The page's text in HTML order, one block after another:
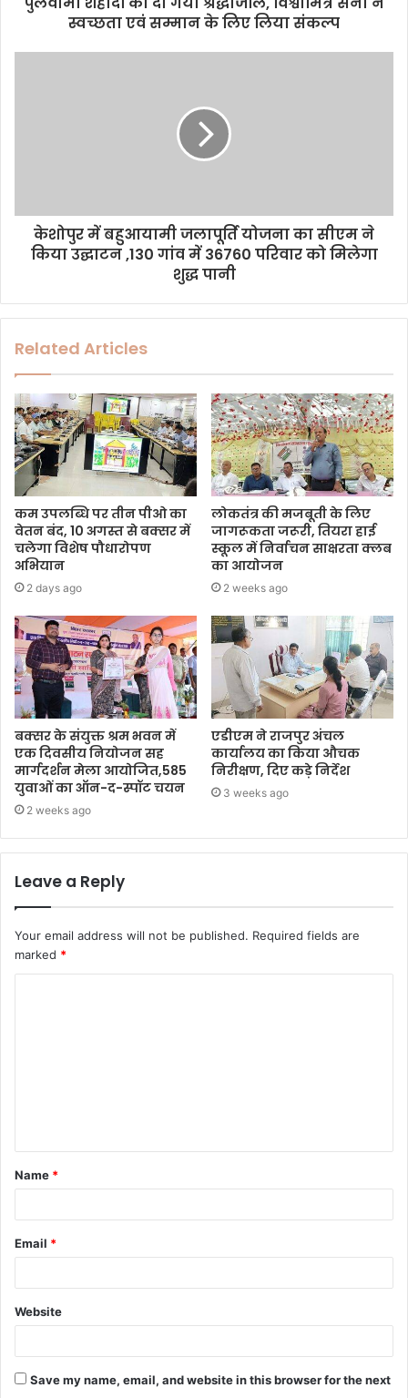
स्वच्छता एवं सम्मान के लिए लिया संकल्प
केशोपुर में बहुआयामी जलापूर्ति योजना का सीएम ने
किया उद्घाटन ,130 गांव में 36760 परिवार को मिलेगा
शुद्ध पानी
Related Articles
कम उपलब्धि पर तीन पीओ का
वेतन बंद, 10 अगस्त से बक्सर में
चलेगा विशेष पौधारोपण
अभियान
2 days ago
लोकतंत्र की मजबूती के लिए
जागरूकता जरूरी, तियरा हाई
स्कूल में निर्वाचन साक्षरता क्लब
का आयोजन
2 weeks ago
बक्सर के संयुक्त श्रम भवन में
एक दिवसीय नियोजन सह
मार्गदर्शन मेला आयोजित,585
युवाओं का ऑन-द-स्पॉट चयन
2 weeks ago
एडीएम ने राजपुर अंचल
कार्यालय का किया औचक
निरीक्षण, दिए कड़े निर्देश
3 weeks ago
Leave a Reply
Your email address will not be published. Required fields are
marked *
Name *
Email *
Website
Save my name, email, and website in this browser for the next